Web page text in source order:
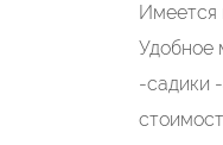
Имеется
Удобное
-садики